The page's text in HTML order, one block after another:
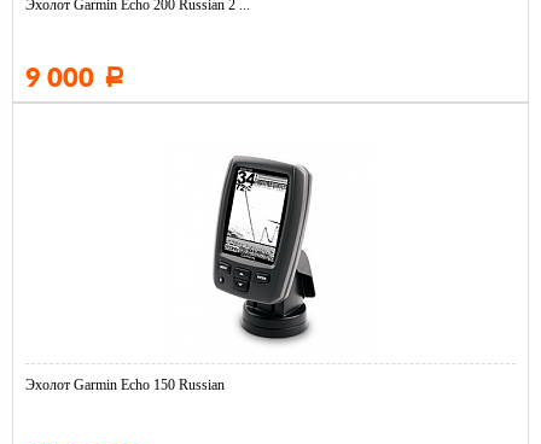
Эхолот Garmin Echo 200 Russian 2 ...
9 000 Р
Эхолот Garmin Echo 150 Russian